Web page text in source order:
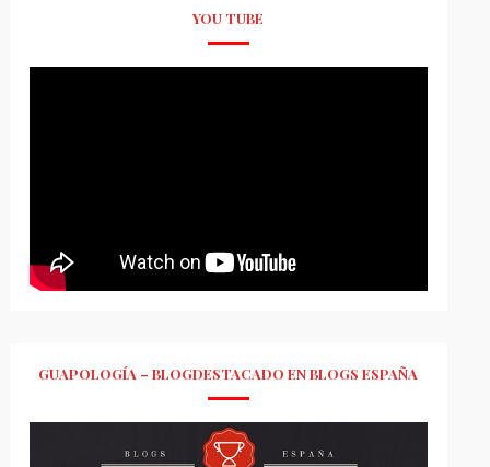
YOU TUBE
GUAPOLOGÍA – BLOGDESTACADO EN BLOGS ESPAÑA